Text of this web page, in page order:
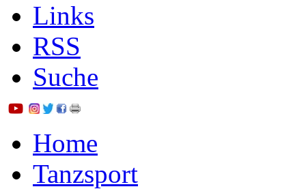
Links
RSS
Suche
Home
Tanzsport